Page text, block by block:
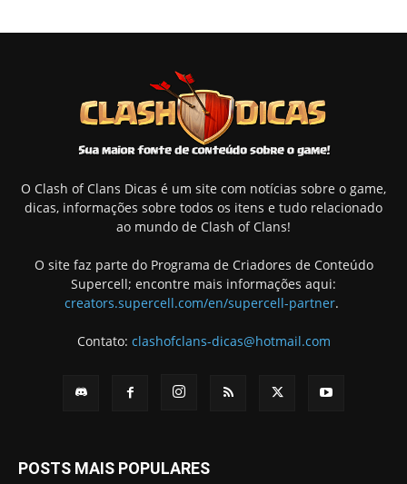
O Clash of Clans Dicas é um site com notícias sobre o game,
dicas, informações sobre todos os itens e tudo relacionado
ao mundo de Clash of Clans!
O site faz parte do Programa de Criadores de Conteúdo
Supercell; encontre mais informações aqui:
creators.supercell.com/en/supercell-partner.
Contato: clashofclans-dicas@hotmail.com
POSTS MAIS POPULARES